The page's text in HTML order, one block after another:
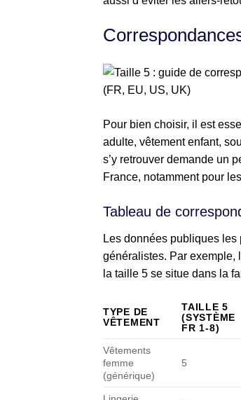
Pour bien choisir, il est
adulte, vêtement enfant,
s’y retrouver demande un
France, notamment pour
Tableau de
Les données publiques
généralistes. Par exemple,
la taille 5 se situe dans la
TYPE DE
VÊTEMENT
TAILLE 5
(SYSTÈME
FR 1-8)
Vêtements
femme
(générique)
5